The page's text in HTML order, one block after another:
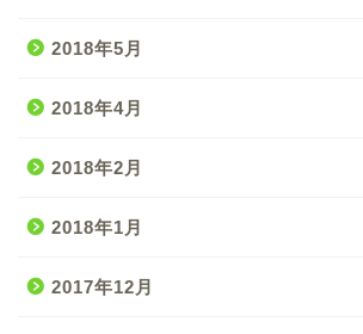
2018年5月
2018年4月
2018年2月
2018年1月
2017年12月